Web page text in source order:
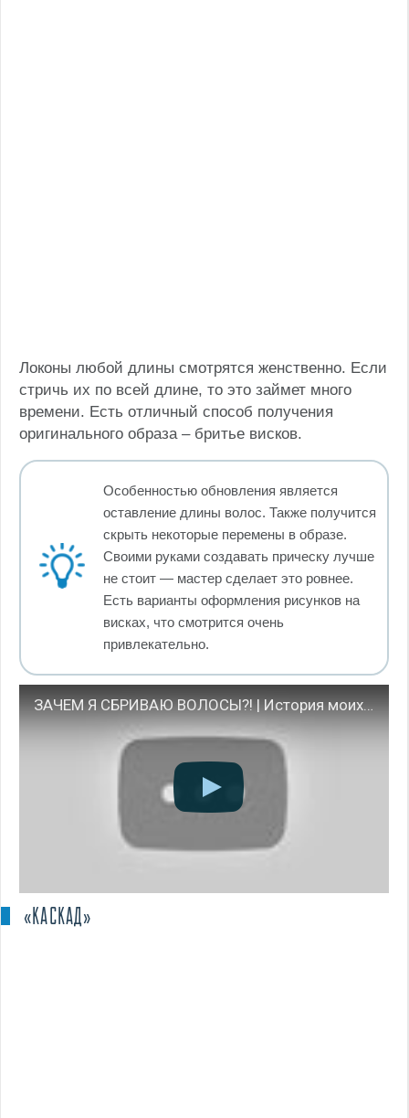
Локоны любой длины смотрятся женственно. Если
стричь их по всей длине, то это займет много
времени. Есть отличный способ получения
оригинального образа – бритье висков.
Особенностью обновления является
оставление длины волос. Также получится
скрыть некоторые перемены в образе.
Своими руками создавать прическу лучше
не стоит — мастер сделает это ровнее.
Есть варианты оформления рисунков на
висках, что смотрится очень
привлекательно.
ЗАЧЕМ Я СБРИВАЮ ВОЛОСЫ?! | История моих волос
«КАСКАД»